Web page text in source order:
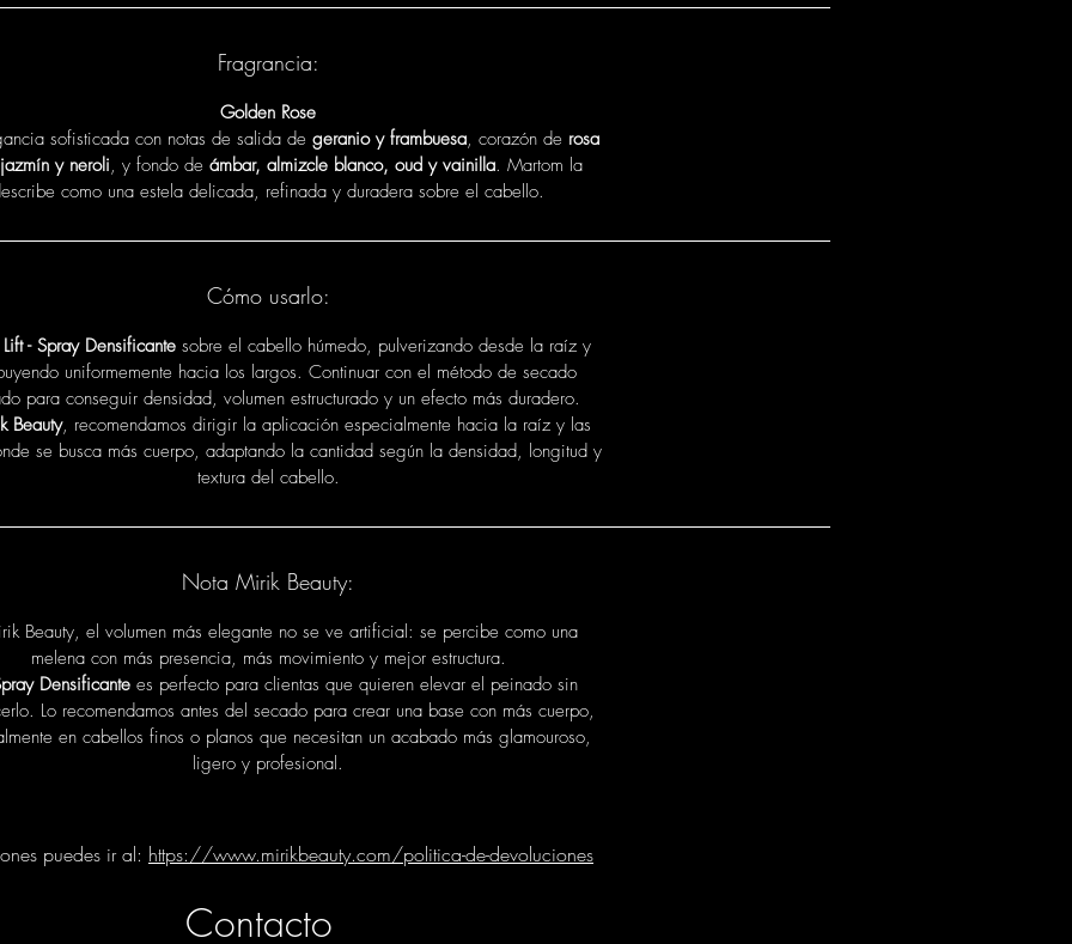
Fragrancia:
Golden Rose
sofisticada con notas de salida de geranio y frambuesa, corazón de rosa
y neroli, y fondo de ámbar, almizcle blanco, oud y vainilla. Martom la
como una estela delicada, refinada y duradera sobre el cabello.
Cómo usarlo:
Lift - Spray Densificante sobre el cabello húmedo, pulverizando desde la raíz y
uniformemente hacia los largos. Continuar con el método de secado
para conseguir densidad, volumen estructurado y un efecto más duradero.
Beauty, recomendamos dirigir la aplicación especialmente hacia la raíz y las
se busca más cuerpo, adaptando la cantidad según la densidad, longitud y
textura del cabello.
Nota Mirik Beauty:
Beauty, el volumen más elegante no se ve artificial: se percibe como una
melena con más presencia, más movimiento y mejor estructura.
Densificante es perfecto para clientas que quieren elevar el peinado sin
Lo recomendamos antes del secado para crear una base con más cuerpo,
en cabellos finos o planos que necesitan un acabado más glamouroso,
ligero y profesional.
puedes ir al: https://www.mirikbeauty.com/politica-de-devoluciones
Contacto